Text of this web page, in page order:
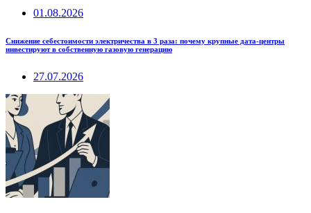
01.08.2026
Снижение себестоимости электричества в 3 раза: почему крупные дата-центры
инвестируют в собственную газовую генерацию
27.07.2026